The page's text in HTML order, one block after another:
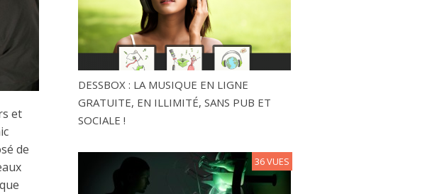
et
de
DESSBOX : LA MUSIQUE EN LIGNE
GRATUITE, EN ILLIMITÉ, SANS PUB ET
SOCIALE !
36 VUES